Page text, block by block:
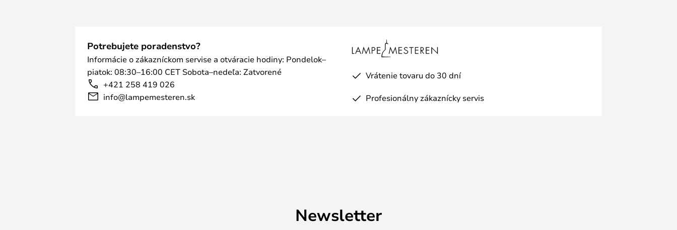
Potrebujete poradenstvo?
Informácie o zákazníckom servise a otváracie hodiny: Pondelok–
piatok: 08:30–16:00 CET Sobota–nedeľa: Zatvorené
+421 258 419 026
info@lampemesteren.sk
Vrátenie tovaru do 30 dní
Profesionálny zákaznícky servis
Newsletter